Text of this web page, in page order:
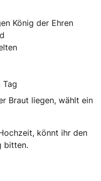
König der Ehren
Braut liegen, wählt ein
könnt ihr den
bitten.